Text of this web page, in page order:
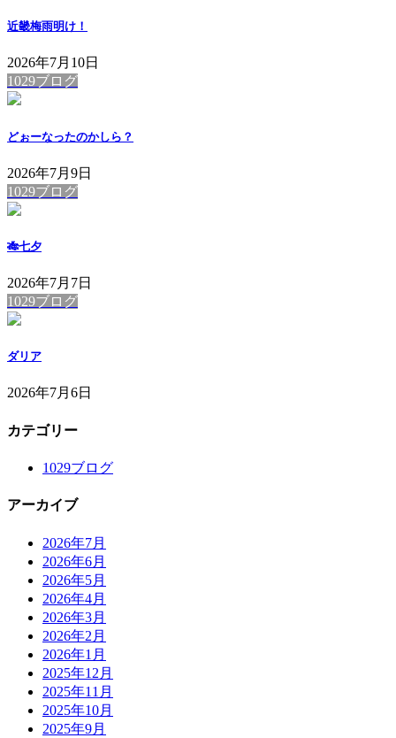
近畿梅雨明け！
2026年7月10日
1029ブログ
どぉーなったのかしら？
2026年7月9日
1029ブログ
🎋七夕
2026年7月7日
1029ブログ
ダリア
2026年7月6日
カテゴリー
1029ブログ
アーカイブ
2026年7月
2026年6月
2026年5月
2026年4月
2026年3月
2026年2月
2026年1月
2025年12月
2025年11月
2025年10月
2025年9月